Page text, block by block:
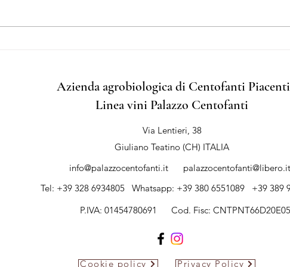
Azienda agrobiologica di Centofanti
Linea vini Palazzo Centofanti
Via Lentieri, 38
Giuliano Teatino (CH) ITALIA
info@palazzocentofanti.it
palazzocentofanti@libero.it
Tel: +39 328 6934805 Whatsapp: +39 380 6551089 +39 389
P.IVA: 01454780691
Cod. Fisc:
Cookie policy Privacy Policy